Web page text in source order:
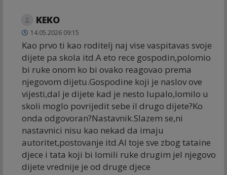
KEKO
14.05.2026 09:15
Kao prvo ti kao roditelj naj vise vaspitavas svoje
dijete pa skola itd.A eto rece gospodin,polomio
bi ruke onom ko bi ovako reagovao prema
njegovom dijetu.Gospodine koji je naslov ove
vijesti,dal je dijete kad je nesto lupalo,lomilo u
skoli moglo povrijedit sebe il drugo dijete?Ko
onda odgovoran?Nastavnik.Slazem se,ni
nastavnici nisu kao nekad da imaju
autoritet,postovanje itd.Al toje sve zbog tataine
djece i tata koji bi lomili ruke drugim jel njegovo
dijete vrednije je od druge djece